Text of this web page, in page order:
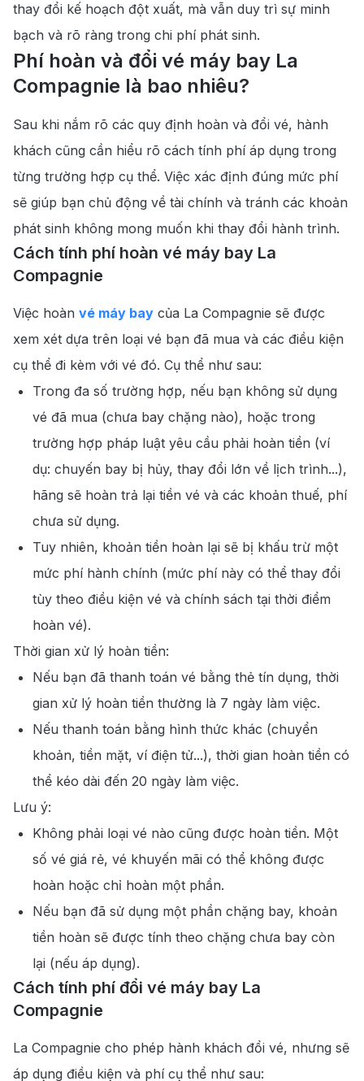
thay đổi kế hoạch đột xuất, mà vẫn duy trì sự minh
bạch và rõ ràng trong chi phí phát sinh.
Phí hoàn và đổi vé máy bay La
Compagnie là bao nhiêu?
Sau khi nắm rõ các quy định hoàn và đổi vé, hành
khách cũng cần hiểu rõ cách tính phí áp dụng trong
từng trường hợp cụ thể. Việc xác định đúng mức phí
sẽ giúp bạn chủ động về tài chính và tránh các khoản
phát sinh không mong muốn khi thay đổi hành trình.
Cách tính phí hoàn vé máy bay La
Compagnie
Việc hoàn vé máy bay của La Compagnie sẽ được
xem xét dựa trên loại vé bạn đã mua và các điều kiện
cụ thể đi kèm với vé đó. Cụ thể như sau:
Trong đa số trường hợp, nếu bạn không sử dụng
vé đã mua (chưa bay chặng nào), hoặc trong
trường hợp pháp luật yêu cầu phải hoàn tiền (ví
dụ: chuyến bay bị hủy, thay đổi lớn về lịch trình...),
hãng sẽ hoàn trả lại tiền vé và các khoản thuế, phí
chưa sử dụng.
Tuy nhiên, khoản tiền hoàn lại sẽ bị khấu trừ một
mức phí hành chính (mức phí này có thể thay đổi
tùy theo điều kiện vé và chính sách tại thời điểm
hoàn vé).
Thời gian xử lý hoàn tiền:
Nếu bạn đã thanh toán vé bằng thẻ tín dụng, thời
gian xử lý hoàn tiền thường là 7 ngày làm việc.
Nếu thanh toán bằng hình thức khác (chuyển
khoản, tiền mặt, ví điện tử...), thời gian hoàn tiền có
thể kéo dài đến 20 ngày làm việc.
Lưu ý:
Không phải loại vé nào cũng được hoàn tiền. Một
số vé giá rẻ, vé khuyến mãi có thể không được
hoàn hoặc chỉ hoàn một phần.
Nếu bạn đã sử dụng một phần chặng bay, khoản
tiền hoàn sẽ được tính theo chặng chưa bay còn
lại (nếu áp dụng).
Cách tính phí đổi vé máy bay La
Compagnie
La Compagnie cho phép hành khách đổi vé, nhưng sẽ
áp dụng điều kiện và phí cụ thể như sau: